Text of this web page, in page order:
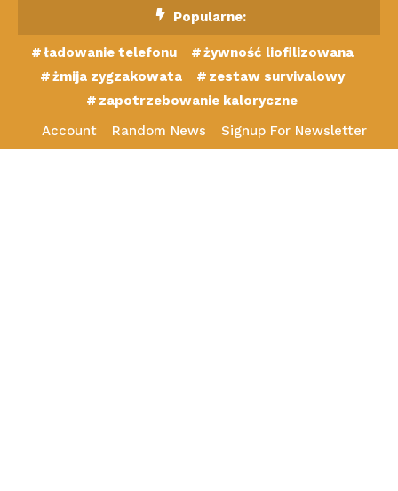
Content
Popularne:
ładowanie telefonu
żywność liofilizowana
żmija zygzakowata
zestaw survivalowy
zapotrzebowanie kaloryczne
Account
Random News Signup For Newsletter